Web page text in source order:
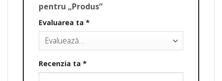
pentru „Produs”
Evaluarea ta *
Recenzia ta *